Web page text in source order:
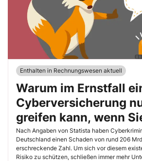
Enthalten in Rechnungswesen aktuell
Warum im Ernstfall
Cyberversicherung
greifen kann, wenn
korrekte Angaben zu
Unternehmen
Nach Angaben von Statista haben
Deutschland einen Schaden von rund 206
erschreckende Zahl. Um sich vor diesem
Risiko zu schützen, schließen immer mehr